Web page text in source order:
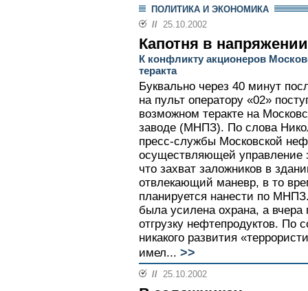
ПОЛИТИКА И ЭКОНОМИКА
// 25.10.2002
Капотня в напряжении
К конфликту акционеров
теракта
Буквально через 40 минут
на пульт оператору «02»
возможном теракте на
заводе (МНПЗ). По слова
пресс-службы Московской
осуществляющей
что захват заложников в
отвлекающий маневр, в то
планируется нанести по
была усилена охрана, а вчера
отгрузку нефтепродуктов. По
никакого развития
имел... >>
// 25.10.2002